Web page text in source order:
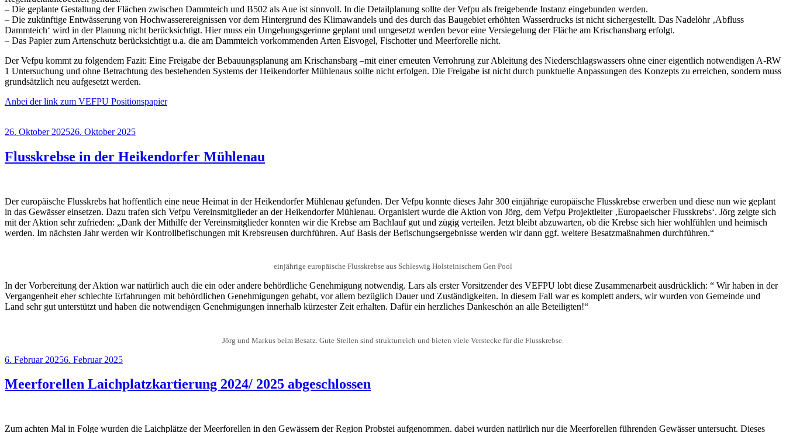
– Die geplante Gestaltung der Flächen zwischen Dammteich und B502 als Aue ist sinnvoll. In die Detailplanung sollte der Vefpu als freigebende Instanz eingebunden werden.
– Die zukünftige Entwässerung von Hochwasserereignissen vor dem Hintergrund des Klimawandels und des durch das Baugebiet erhöhten Wasserdrucks ist nicht sichergestellt. Das Nadelöhr ‚Abfluss
Dammteich‘ wird in der Planung nicht berücksichtigt. Hier muss ein Umgehungsgerinne geplant und umgesetzt werden bevor eine Versiegelung der Fläche am Krischansbarg erfolgt.
– Das Papier zum Artenschutz berücksichtigt u.a. die am Dammteich vorkommenden Arten Eisvogel, Fischotter und Meerforelle nicht.
Der Vefpu kommt zu folgendem Fazit: Eine Freigabe der Bebauungsplanung am Krischansbarg –mit einer erneuten Verrohrung zur Ableitung des Niederschlagswassers ohne einer eigentlich notwendigen A-RW
1 Untersuchung und ohne Betrachtung des bestehenden Systems der Heikendorfer Mühlenaus sollte nicht erfolgen. Die Freigabe ist nicht durch punktuelle Anpassungen des Konzepts zu erreichen, sondern muss
grundsätzlich neu aufgesetzt werden.
Anbei der link zum VEFPU Positionspapier
Veröffentlicht
26. Oktober 202526. Oktober 2025
Flusskrebse in der Heikendorfer Mühlenau
Der europäische Flusskrebs hat hoffentlich eine neue Heimat in der Heikendorfer Mühlenau gefunden. Der Vefpu konnte dieses Jahr 300 einjährige europäische Flusskrebse erwerben und diese nun wie geplant
in das Gewässer einsetzen. Dazu trafen sich Vefpu Vereinsmitglieder an der Heikendorfer Mühlenau. Organisiert wurde die Aktion von Jörg, dem Vefpu Projektleiter ‚Europaeischer Flusskrebs‘. Jörg zeigte sich
mit der Aktion sehr zufrieden: „Dank der Mithilfe der Vereinsmitglieder konnten wir die Krebse am Bachlauf gut und zügig verteilen. Jetzt bleibt abzuwarten, ob die Krebse sich hier wohlfühlen und heimisch
werden. Im nächsten Jahr werden wir Kontrollbefischungen mit Krebsreusen durchführen. Auf Basis der Befischungsergebnisse werden wir dann ggf. weitere Besatzmaßnahmen durchführen.“
einjährige europäische Flusskrebse aus Schleswig Holsteinischem Gen Pool
In der Vorbereitung der Aktion war natürlich auch die ein oder andere behördliche Genehmigung notwendig. Lars als erster Vorsitzender des VEFPU lobt diese Zusammenarbeit ausdrücklich: “ Wir haben in der
Vergangenheit eher schlechte Erfahrungen mit behördlichen Genehmigungen gehabt, vor allem bezüglich Dauer und Zuständigkeiten. In diesem Fall war es komplett anders, wir wurden von Gemeinde und
Land sehr gut unterstützt und haben die notwendigen Genehmigungen innerhalb kürzester Zeit erhalten. Dafür ein herzliches Dankeschön an alle Beteiligten!“
Jörg und Markus beim Besatz. Gute Stellen sind strukturreich und bieten viele Verstecke für die Flusskrebse.
Veröffentlicht
6. Februar 20256. Februar 2025
Meerforellen Laichplatzkartierung 2024/ 2025 abgeschlossen
Zum achten Mal in Folge wurden die Laichplätze der Meerforellen in den Gewässern der Region Probstei aufgenommen. dabei wurden natürlich nur die Meerforellen führenden Gewässer untersucht. Dieses